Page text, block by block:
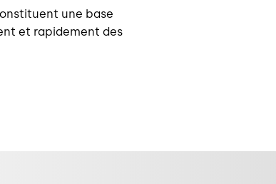
une base
et rapidement des